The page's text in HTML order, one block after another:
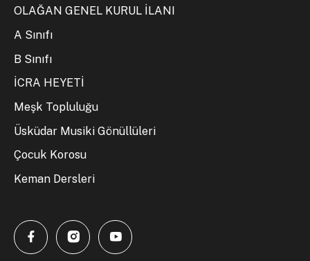
OLAĞAN GENEL KURUL İLANI
A Sınıfı
B Sınıfı
İCRA HEYETİ
Meşk Topluluğu
Üsküdar Musiki Gönüllüleri
Çocuk Korosu
Keman Dersleri